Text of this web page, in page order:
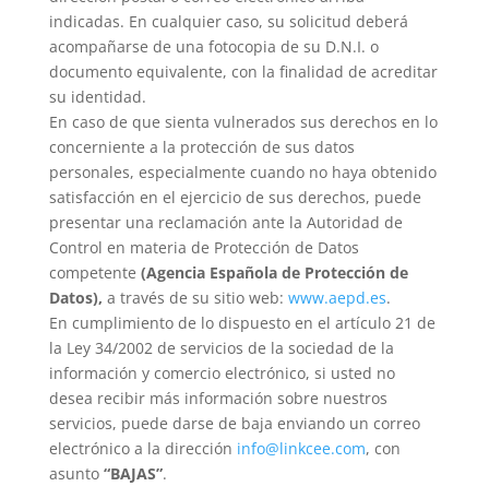
indicadas. En cualquier caso, su solicitud deberá
acompañarse de una fotocopia de su D.N.I. o
documento equivalente, con la finalidad de acreditar
su identidad.
En caso de que sienta vulnerados sus derechos en lo
concerniente a la protección de sus datos
personales, especialmente cuando no haya obtenido
satisfacción en el ejercicio de sus derechos, puede
presentar una reclamación ante la Autoridad de
Control en materia de Protección de Datos
competente (Agencia Española de Protección de
Datos), a través de su sitio web: www.aepd.es.
En cumplimiento de lo dispuesto en el artículo 21 de
la Ley 34/2002 de servicios de la sociedad de la
información y comercio electrónico, si usted no
desea recibir más información sobre nuestros
servicios, puede darse de baja enviando un correo
electrónico a la dirección info@linkcee.com, con
asunto “BAJAS”.